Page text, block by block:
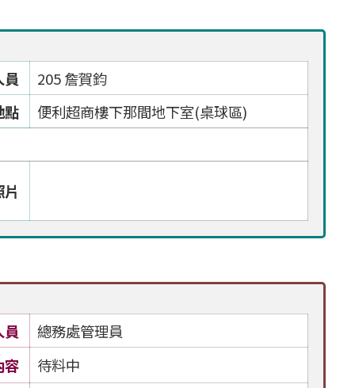
員
205 詹賀鈞
點
便利超商樓下那間地下室(桌球區)
總務處管理員
容
待料中